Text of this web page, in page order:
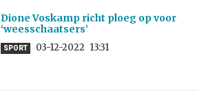
Dione Voskamp richt ploeg op voor
‘weesschaatsers’
SPORT 03-12-2022 13:31